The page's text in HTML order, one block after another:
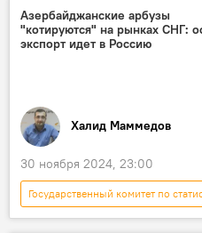
Азербайджан
Общество
Потребительские расходы
Азербайджанские арбузы
"котируются" на рынках СНГ:
экспорт идет в Россию
Халид Маммедов
30 ноября 2024, 23:00
Государственный комитет по
Новости
Азербайджан